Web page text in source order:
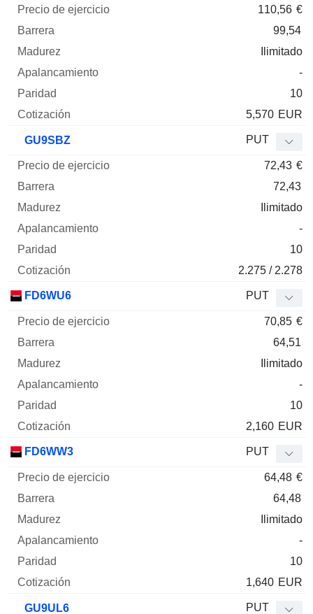
110,56 €
99,54
Ilimitado
-
10
5,570 EUR
GU9SBZ PUT
72,43 €
72,43
Ilimitado
-
10
2.275 / 2.278
FD6WU6 PUT
70,85 €
64,51
Ilimitado
-
10
2,160 EUR
FD6WW3 PUT
64,48 €
64,48
Ilimitado
-
10
1,640 EUR
GU9UL6 PUT